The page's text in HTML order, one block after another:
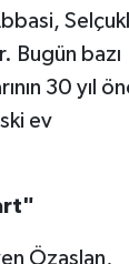
Bugün bazı
30 yıl
ev
Özaslan,